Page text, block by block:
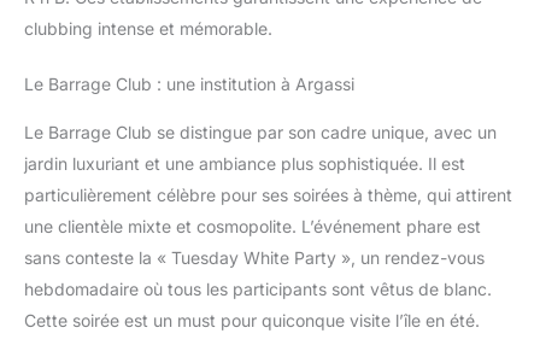
clubbing intense et mémorable.
Le Barrage Club : une institution à Argassi
Le Barrage Club se distingue par son cadre unique, avec un
jardin luxuriant et une ambiance plus sophistiquée. Il est
particulièrement célèbre pour ses soirées à thème, qui attirent
une clientèle mixte et cosmopolite. L’événement phare est
sans conteste la « Tuesday White Party », un rendez-vous
hebdomadaire où tous les participants sont vêtus de blanc.
Cette soirée est un must pour quiconque visite l’île en été.